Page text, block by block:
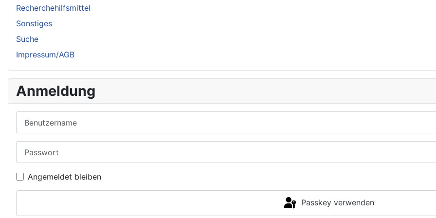
Recherchehilfsmittel
Sonstiges
Suche
Impressum/AGB
Anmeldung
Angemeldet bleiben
Passkey verwenden